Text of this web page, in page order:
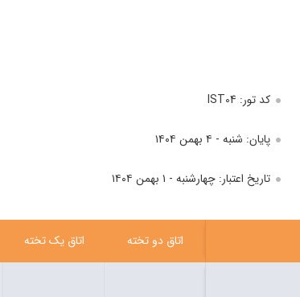
کد تور: IST04
پایان: شنبه - ۴ بهمن ۱۴۰۴
تاریخ اعتبار: چهارشنبه - ۱ بهمن ۱۴۰۴
اتاق دو تخته اتاق یک تخته